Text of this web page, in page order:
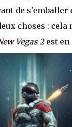
de s'emballer
choses : cela
Vegas 2est en
ce que l'on
Football ou
y a 15 ans. Mais
fantasmer.A.